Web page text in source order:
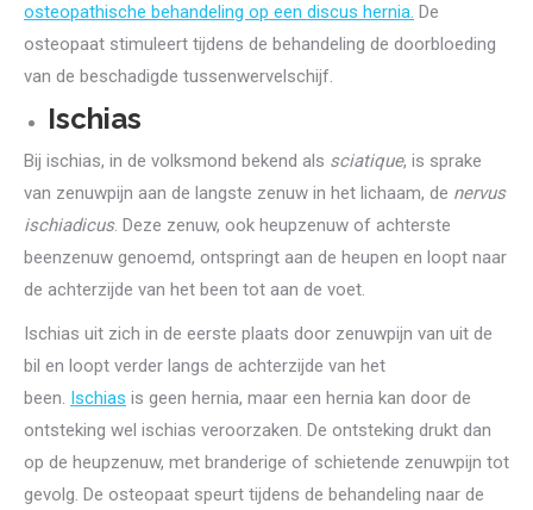
osteopathische behandeling op een discus hernia. De
osteopaat stimuleert tijdens de behandeling de doorbloeding
van de beschadigde tussenwervelschijf.
Ischias
Bij ischias, in de volksmond bekend als sciatique, is sprake
van zenuwpijn aan de langste zenuw in het lichaam, de nervus
ischiadicus. Deze zenuw, ook heupzenuw of achterste
beenzenuw genoemd, ontspringt aan de heupen en loopt naar
de achterzijde van het been tot aan de voet.
Ischias uit zich in de eerste plaats door zenuwpijn van uit de
bil en loopt verder langs de achterzijde van het
been. Ischias is geen hernia, maar een hernia kan door de
ontsteking wel ischias veroorzaken. De ontsteking drukt dan
op de heupzenuw, met branderige of schietende zenuwpijn tot
gevolg. De osteopaat speurt tijdens de behandeling naar de